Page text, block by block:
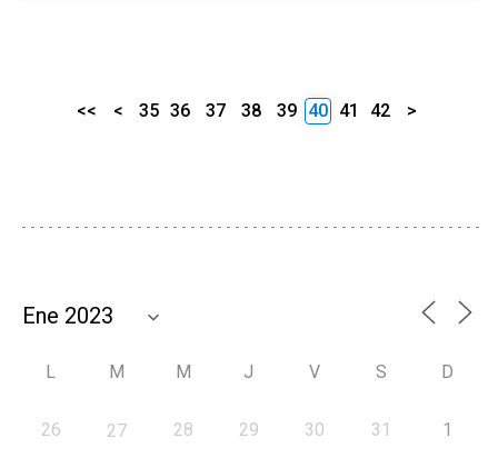
<< < 35 36 37 38 39 40 41 42 >
L M M J V S D
26 27 28 29 30 31 1